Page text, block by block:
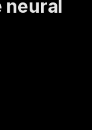
neural